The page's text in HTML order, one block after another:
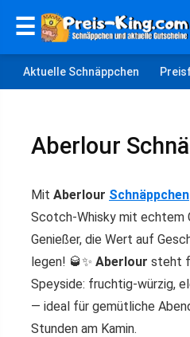
☰
Aktuelle Schnäppchen
Aberlour
Mit Aberlour Schnäppchen
Scotch-Whisky mit
Genießer, die Wert auf
legen! 🥃✨ Aberlour steht
Speyside: fruchtig-würzig,
— ideal für gemütliche
Stunden am Kamin.